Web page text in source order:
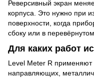
Реверсивный экран
корпуса. Это нужно при
поверхности, когда
сбоку или в
Для каких работ
Level Meter R применяют
направляющих,